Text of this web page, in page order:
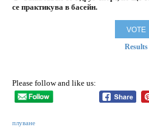
се практикува в басейн.
Results
Please follow and like us:
плуване